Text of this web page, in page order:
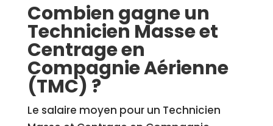
Combien gagne un
Technicien Masse et
Centrage en
Compagnie Aérienne
(TMC) ?
Le salaire moyen pour un Technicien